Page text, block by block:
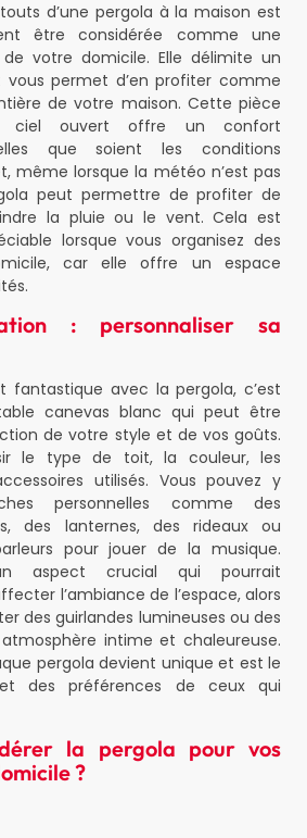
d’une pergola à la maison est
être considérée comme une
votre domicile. Elle délimite un
permet d’en profiter comme
de votre maison. Cette pièce
ciel ouvert offre un confort
que soient les conditions
même lorsque la météo n’est pas
peut permettre de profiter de
la pluie ou le vent. Cela est
lorsque vous organisez des
car elle offre un espace
: personnaliser sa
fantastique avec la pergola, c’est
canevas blanc qui peut être
de votre style et de vos goûts.
le type de toit, la couleur, les
utilisés. Vous pouvez y
personnelles comme des
des lanternes, des rideaux ou
pour jouer de la musique.
aspect crucial qui pourrait
l’ambiance de l’espace, alors
des guirlandes lumineuses ou des
intime et chaleureuse.
pergola devient unique et est le
des préférences de ceux qui
la pergola pour vos
?